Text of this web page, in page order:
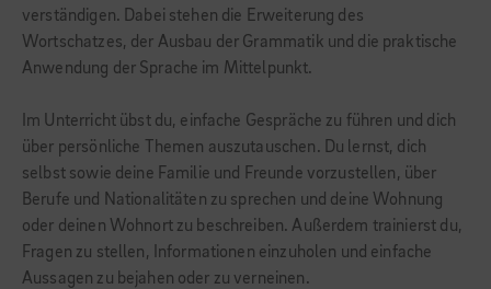
verständigen. Dabei stehen die Erweiterung des
Wortschatzes, der Ausbau der Grammatik und die praktische
Anwendung der Sprache im Mittelpunkt.
Im Unterricht übst du, einfache Gespräche zu führen und dich
über persönliche Themen auszutauschen. Du lernst, dich
selbst sowie deine Familie und Freunde vorzustellen, über
Berufe und Nationalitäten zu sprechen und deine Wohnung
oder deinen Wohnort zu beschreiben. Außerdem trainierst du,
Fragen zu stellen, Informationen einzuholen und einfache
Aussagen zu bejahen oder zu verneinen.